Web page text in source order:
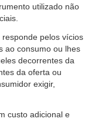
utilizado não
pelos vícios
ao consumo ou lhes
decorrentes da
da oferta ou
exigir,
custo adicional e